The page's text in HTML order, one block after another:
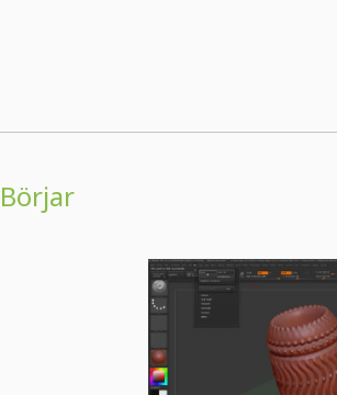
Börjar